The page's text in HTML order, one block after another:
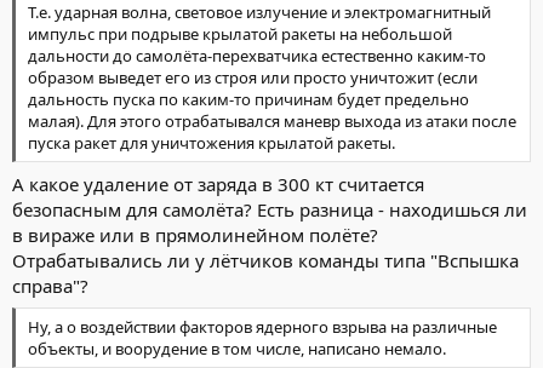
Т.е. ударная волна, световое излучение и электромагнитный
импульс при подрыве крылатой ракеты на небольшой
дальности до самолёта-перехватчика естественно каким-то
образом выведет его из строя или просто уничтожит (если
дальность пуска по каким-то причинам будет предельно
малая). Для этого отрабатывался маневр выхода из атаки после
пуска ракет для уничтожения крылатой ракеты.
А какое удаление от заряда в 300 кт считается
безопасным для самолёта? Есть разница - находишься ли
в вираже или в прямолинейном полёте?
Отрабатывались ли у лётчиков команды типа "Вспышка
справа"?
Ну, а о воздействии факторов ядерного взрыва на различные
объекты, и воорудение в том числе, написано немало.